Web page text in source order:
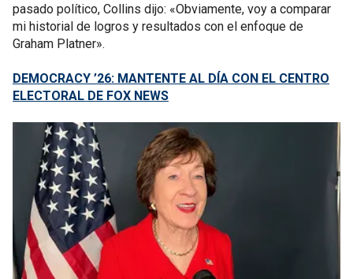
pasado político, Collins dijo: «Obviamente, voy a comparar
mi historial de logros y resultados con el enfoque de
Graham Platner».
DEMOCRACY ’26: MANTENTE AL DÍA CON EL CENTRO
ELECTORAL DE FOX NEWS